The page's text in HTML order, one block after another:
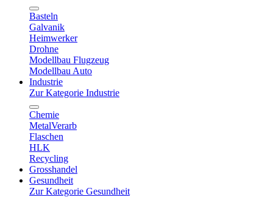
Basteln
Galvanik
Heimwerker
Drohne
Modellbau Flugzeug
Modellbau Auto
Industrie
Zur Kategorie Industrie
Chemie
MetalVerarb
Flaschen
HLK
Recycling
Grosshandel
Gesundheit
Zur Kategorie Gesundheit